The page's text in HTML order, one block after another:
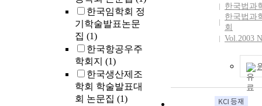
한국임학회 정
기학술발표논문
집 (1)
한국항공우주
학회지 (1)
한국생산제조
학회 학술발표대
회 논문집 (1)
but via local
between the
islands by
the inter-
한국법과
한국법과
회
Vol.2003